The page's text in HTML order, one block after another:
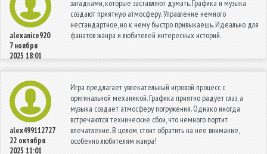
alexanice920
7 ноября
2025 18:01
загадками, которые заставляют думать. Графика и музыка
создают приятную атмосферу. Управление немного
нестандартное, но к нему быстро привыкаешь. Идеально для
фанатов жанра и любителей интересных историй.
alex499112727
22 октября
2025 11:01
Игра предлагает увлекательный игровой процесс с
оригинальной механикой. Графика приятно радует глаз, а
музыка создает атмосферу погружения. Однако иногда
встречаются технические сбои, что немного портит
впечатление. В целом, стоит обратить на нее внимание,
особенно любителям жанра!